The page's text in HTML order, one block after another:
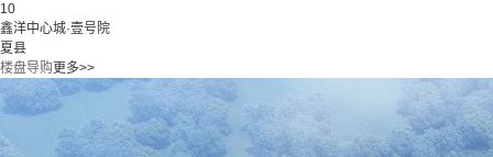
10
鑫洋中心城·壹号院
夏县
楼盘导购更多>>